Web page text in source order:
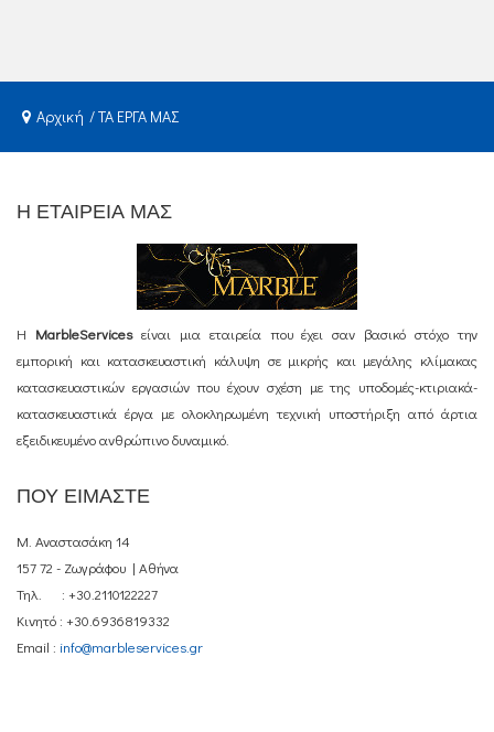
Αρχική ΤΑ ΕΡΓΑ ΜΑΣ
Η ΕΤΑΙΡΕΙΑ ΜΑΣ
Η MarbleServicesείναι μια εταιρεία που έχει σαν βασικό στόχο την
εμπορική και κατασκευαστική κάλυψη σε μικρής και μεγάλης κλίμακας
κατασκευαστικών εργασιών που έχουν σχέση με της υποδομές-κτιριακά-
κατασκευαστικά έργα με ολοκληρωμένη τεχνική υποστήριξη από άρτια
εξειδικευμένο ανθρώπινο δυναμικό.
ΠΟΥ ΕΙΜΑΣΤΕ
Μ. Αναστασάκη 14
157 72 - Ζωγράφου | Αθήνα
Τηλ. : +30.2110122227
Κινητό : +30.6936819332
Email : info@marbleservices.gr